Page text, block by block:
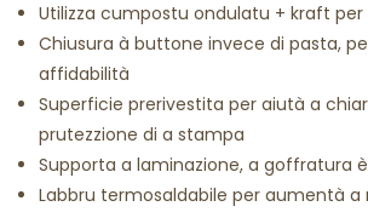
Utilizza cumpostu ondulatu + kraft
Chiusura à buttone invece di pasta,
affidabilità
Superficie prerivestita per aiutà a
prutezzione di a stampa
Supporta a laminazione, a goffratura
Labbru termosaldabile per aumentà a